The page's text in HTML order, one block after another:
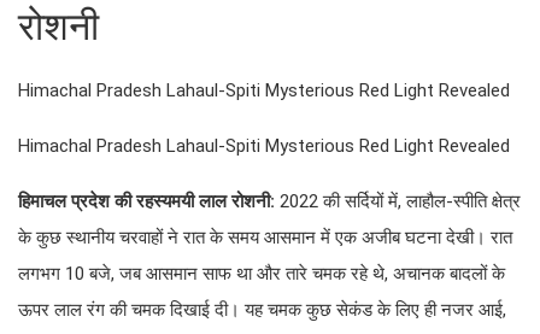
रोशनी
Himachal Pradesh Lahaul-Spiti Mysterious Red Light Revealed
Himachal Pradesh Lahaul-Spiti Mysterious Red Light Revealed
हिमाचल प्रदेश की रहस्यमयी लाल रोशनी: 2022 की सर्दियों में, लाहौल-स्पीति क्षेत्र
के कुछ स्थानीय चरवाहों ने रात के समय आसमान में एक अजीब घटना देखी। रात
लगभग 10 बजे, जब आसमान साफ था और तारे चमक रहे थे, अचानक बादलों के
ऊपर लाल रंग की चमक दिखाई दी। यह चमक कुछ सेकंड के लिए ही नजर आई,